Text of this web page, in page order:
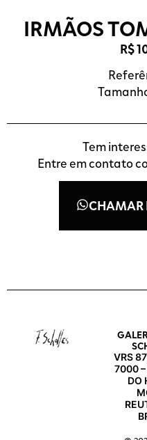
IRMÃOS
R$
Tem
Entre em contato
CHAMAR
VRS
7000 –
DO